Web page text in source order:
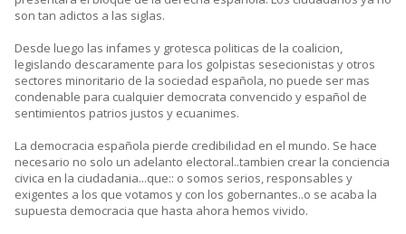
son tan adictos a las siglas.
Desde luego las infames y grotesca politicas de la coalicion,
legislando descaramente para los golpistas sesecionistas y otros
sectores minoritario de la sociedad española, no puede ser mas
condenable para cualquier democrata convencido y español de
sentimientos patrios justos y ecuanimes.
La democracia española pierde credibilidad en el mundo. Se hace
necesario no solo un adelanto electoral..tambien crear la conciencia
civica en la ciudadania...que:: o somos serios, responsables y
exigentes a los que votamos y con los gobernantes..o se acaba la
supuesta democracia que hasta ahora hemos vivido.